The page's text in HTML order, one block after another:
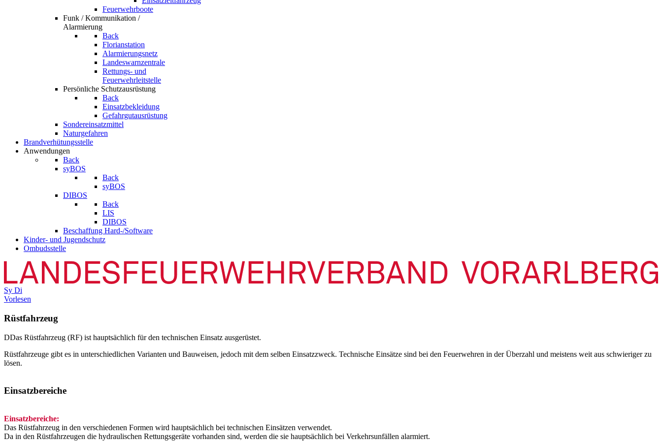
Feuerwehrboote
Funk / Kommunikation /
Alarmierung
Back
Florianstation
Alarmierungsnetz
Landeswarnzentrale
Rettungs- und
Feuerwehrleitstelle
Persönliche Schutzausrüstung
Back
Einsatzbekleidung
Gefahrgutausrüstung
Sondereinsatzmittel
Naturgefahren
Brandverhütungsstelle
Anwendungen
Back
syBOS
Back
syBOS
DIBOS
Back
LIS
DIBOS
Beschaffung Hard-/Software
Kinder- und Jugendschutz
Ombudsstelle
Sy Di
Vorlesen
Rüstfahrzeug
DDas Rüstfahrzeug (RF) ist hauptsächlich für den technischen Einsatz ausgerüstet.
Rüstfahrzeuge gibt es in unterschiedlichen Varianten und Bauweisen, jedoch mit dem selben Einsatzzweck. Technische Einsätze sind bei den Feuerwehren in der Überzahl und meistens weit aus schwieriger zu
lösen.
Einsatzbereiche
Einsatzbereiche:
Das Rüstfahrzeug in den verschiedenen Formen wird hauptsächlich bei technischen Einsätzen verwendet.
Da in den Rüstfahrzeugen die hydraulischen Rettungsgeräte vorhanden sind, werden die sie hauptsächlich bei Verkehrsunfällen alarmiert.